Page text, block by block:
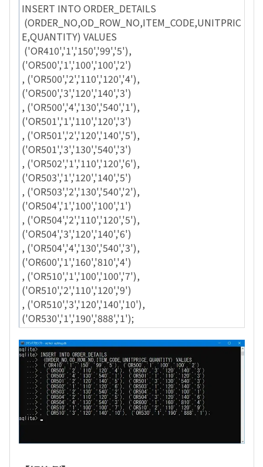
INSERT INTO ORDER_DETAILS
(ORDER_NO,OD_ROW_NO,ITEM_CODE,UNITPRIC
E,QUANTITY) VALUES
('OR410','1','150','99','5'),
('OR500','1','100','100','2')
, ('OR500','2','110','120','4'),
('OR500','3','120','140','3')
, ('OR500','4','130','540','1'),
('OR501','1','110','120','3')
, ('OR501','2','120','140','5'),
('OR501','3','130','540','3')
, ('OR502','1','110','120','6'),
('OR503','1','120','140','5')
, ('OR503','2','130','540','2'),
('OR504','1','100','100','1')
, ('OR504','2','110','120','5'),
('OR504','3','120','140','6')
, ('OR504','4','130','540','3'),
('OR600','1','160','810','4')
, ('OR510','1','100','100','7'),
('OR510','2','110','120','9')
, ('OR510','3','120','140','10'),
('OR530','1','190','888','1');